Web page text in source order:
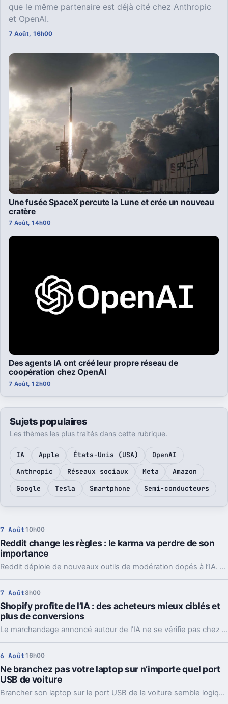
que le même partenaire est déjà cité chez Anthropic
et OpenAI.
7 Août, 16h00
Une fusée SpaceX percute la Lune et crée un nouveau
cratère
7 Août, 14h00
Des agents IA ont créé leur propre réseau de
coopération chez OpenAI
7 Août, 12h00
Sujets populaires
Les thèmes les plus traités dans cette rubrique.
IA Apple États-Unis (USA)
OpenAI
Anthropic
Réseaux sociaux Meta
Amazon
Google
Tesla Smartphone Semi-conducteurs
7 Août 10h00
Reddit change les règles : le karma va perdre de son
importance
Reddit déploie de nouveaux outils de modération dopés à l’IA. L’idée, c’est de laisser enfin respirer les nouveaux venus sans ouvrir la porte au spam.
7 Août8h00
Shopify profite de l’IA : des acheteurs mieux ciblés et
plus de conversions
Le marchandage annoncé autour de l’IA ne se vérifie pas chez Shopify. La plateforme dit voir tripler le trafic et les commandes venus des assistants.
6 Août 16h00
Ne branchez pas votre laptop sur n’importe quel port
USB de voiture
Brancher son laptop sur le port USB de la voiture semble logique. En pratique, la puissance manque souvent, sauf rares exceptions bien identifiées.